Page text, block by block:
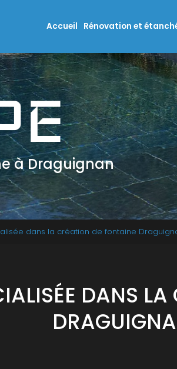
Accueil Rénovation et
à Draguignan
dans la création de fontaine
DANS